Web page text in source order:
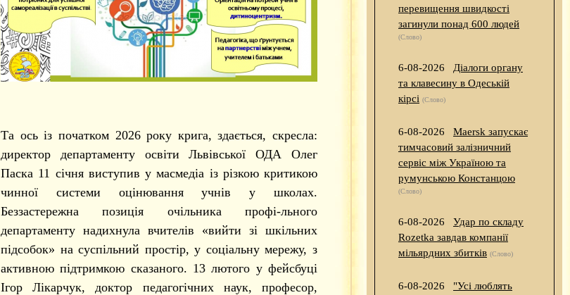
Та ось із початком 2026 року крига, здається, скресла:
директор департаменту освіти Львівської ОДА Олег
Паска 11 січня виступив у масмедіа із різкою критикою
чинної системи оцінювання учнів у школах.
Беззастережна позиція очільника профі-льного
департаменту надихнула вчителів «вийти зі шкільних
підсобок» на суспільний простір, у соціальну мережу, з
активною підтримкою сказаного. 13 лютого у фейсбуці
Ігор Лікарчук, доктор педагогічних наук, професор,
перевищення швидкості
загинули понад 600 людей
(Слово)
6-08-2026
Діалоги органу
та клавесину в Одеській
кірсі (Слово)
6-08-2026
Maersk запускає
тимчасовий залізничний
сервіс між Україною та
румунською Констанцою
(Слово)
6-08-2026
Удар по складу
Rozetka завдав компанії
мільярдних збитків (Слово)
6-08-2026
"Усі люблять